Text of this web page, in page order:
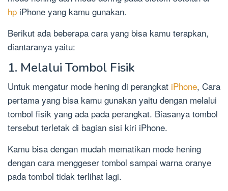
hp iPhone yang kamu gunakan.
Berikut ada beberapa cara yang bisa kamu terapkan,
diantaranya yaitu:
1. Melalui Tombol Fisik
Untuk mengatur mode hening di perangkat iPhone, Cara
pertama yang bisa kamu gunakan yaitu dengan melalui
tombol fisik yang ada pada perangkat. Biasanya tombol
tersebut terletak di bagian sisi kiri iPhone.
Kamu bisa dengan mudah mematikan mode hening
dengan cara menggeser tombol sampai warna oranye
pada tombol tidak terlihat lagi.